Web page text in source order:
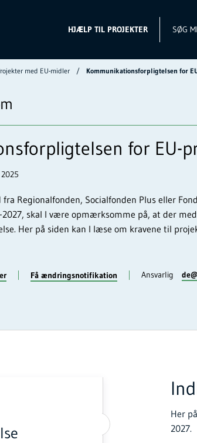
HJÆLP TIL PROJEKTER SØG
med EU-midler Kommunikationsforpligtelsen for
for EU-
Regionalfonden, Socialfonden Plus eller
skal I være opmærksomme på, at der
Her på siden kan I læse om kravene til
Få ændringsnotifikation Ansvarlig
Her
2027.